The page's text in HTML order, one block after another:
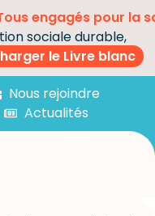
engagés pour la
sociale durable,
le Livre blanc
Nous rejoindre
Actualités